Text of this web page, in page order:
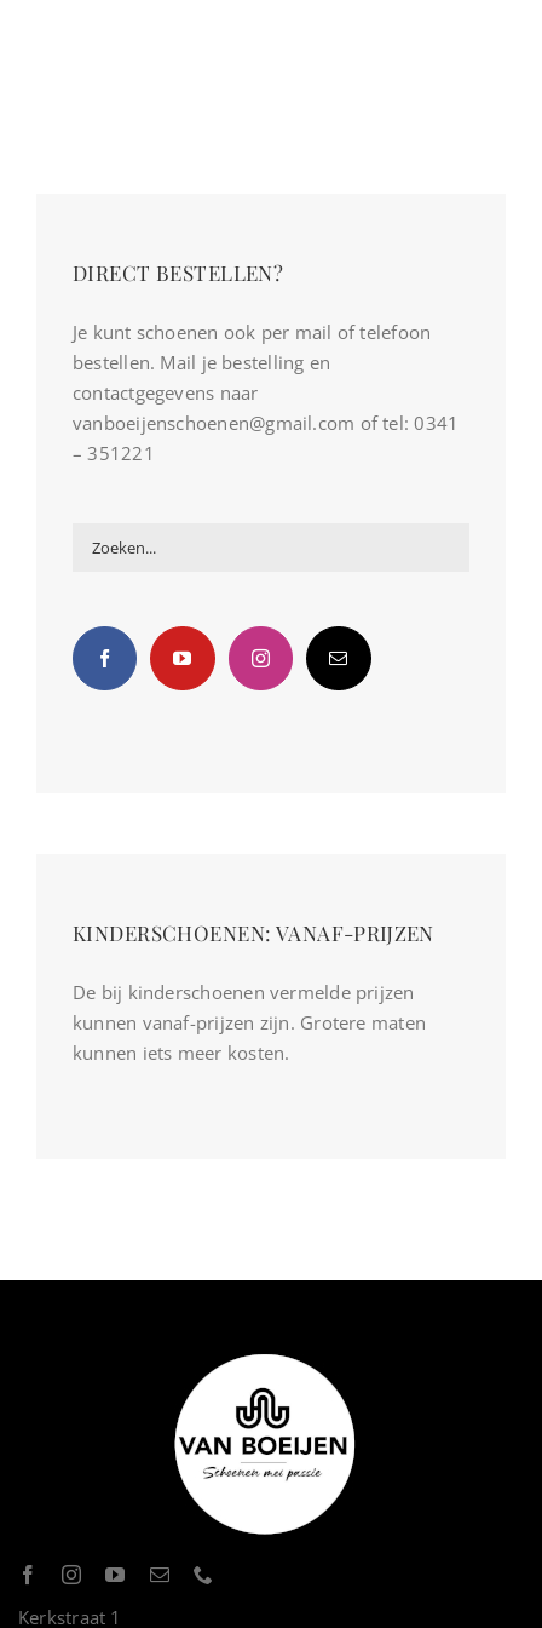
KINDERSCHOENEN: VANAF-PRIJZEN
De bij kinderschoenen vermelde prijzen
kunnen vanaf-prijzen zijn. Grotere maten
kunnen iets meer kosten.
DIRECT BESTELLEN?
Je kunt schoenen ook per mail of telefoon
bestellen. Mail je bestelling en
contactgegevens naar
vanboeijenschoenen@gmail.com of tel: 0341
– 351221
Kerkstraat 1